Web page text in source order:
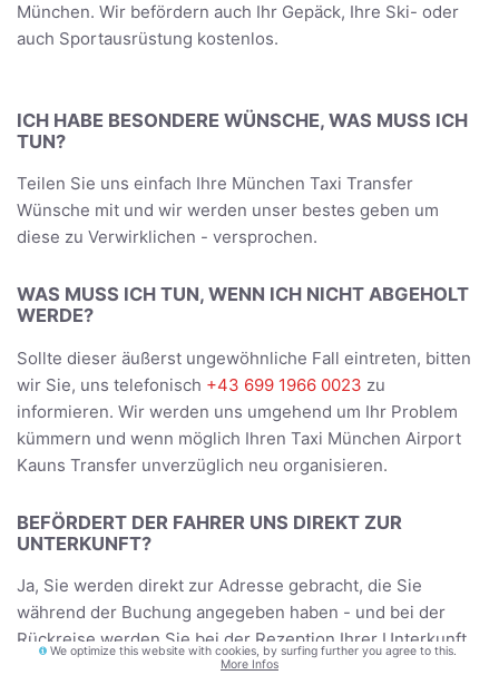
München. Wir befördern auch Ihr Gepäck, Ihre Ski- oder
auch Sportausrüstung kostenlos.
ICH HABE BESONDERE WÜNSCHE, WAS MUSS ICH
TUN?
Teilen Sie uns einfach Ihre München Taxi Transfer
Wünsche mit und wir werden unser bestes geben um
diese zu Verwirklichen - versprochen.
WAS MUSS ICH TUN, WENN ICH NICHT ABGEHOLT
WERDE?
Sollte dieser äußerst ungewöhnliche Fall eintreten, bitten
wir Sie, uns telefonisch +43 699 1966 0023 zu
informieren. Wir werden uns umgehend um Ihr Problem
kümmern und wenn möglich Ihren Taxi München Airport
Kauns Transfer unverzüglich neu organisieren.
BEFÖRDERT DER FAHRER UNS DIREKT ZUR
UNTERKUNFT?
Ja, Sie werden direkt zur Adresse gebracht, die Sie
während der Buchung angegeben haben - und bei der
Rückreise werden Sie bei der Rezeption Ihrer Unterkunft
beziehungsweise Abholadresse abgeholt.
We optimize this website with cookies, by surfing further you agree to this.
More Infos